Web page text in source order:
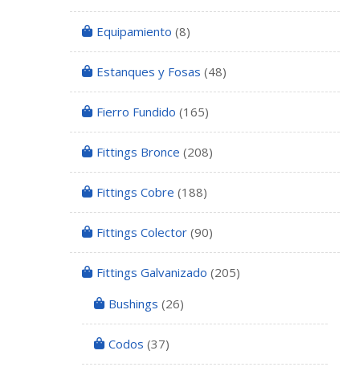
Equipamiento (8)
Estanques y Fosas (48)
Fierro Fundido (165)
Fittings Bronce (208)
Fittings Cobre (188)
Fittings Colector (90)
Fittings Galvanizado (205)
Bushings (26)
Codos (37)